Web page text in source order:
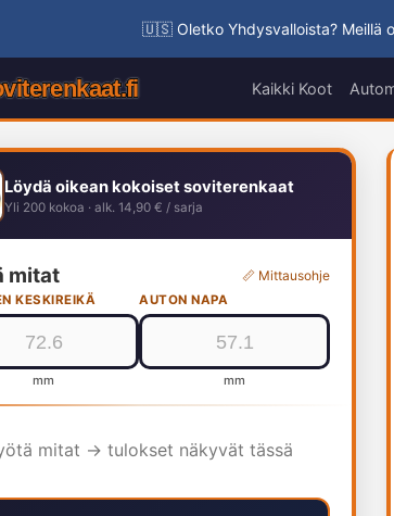
🇺🇸 Oletko Yhdysvalloista? Meillä
Kaikki Koot
Löydä oikean kokoiset soviterenkaat
Yli 200 kokoa · alk. 14,90 € / sarja
mitat 📏 Mittausohje
KESKIREIKÄ
mm
AUTON NAPA
mm
mitat → tulokset näkyvät tässä